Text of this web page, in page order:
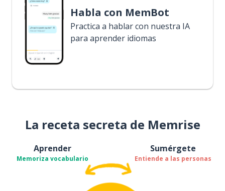
Habla con MemBot
Practica a hablar con nuestra IA
para aprender idiomas
La receta secreta de Memrise
Aprender
Memoriza vocabulario
Sumérgete
Entiende a las personas